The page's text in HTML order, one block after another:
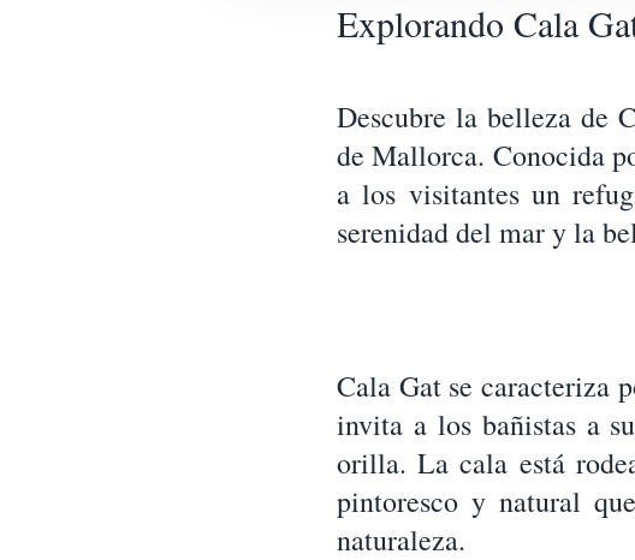
Explorando Cala
Descubre la belleza de
de Mallorca. Conocida
a los visitantes un
serenidad del mar y la
Cala Gat se caracteriza
invita a los bañistas a
orilla. La cala está
pintoresco y natural
naturaleza.